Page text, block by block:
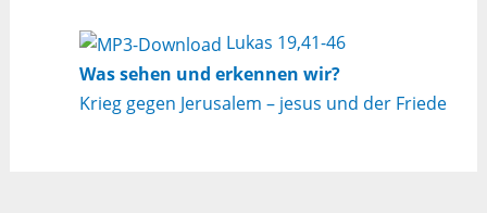
Lukas 19,41-46
Was sehen und erkennen wir?
Krieg gegen Jerusalem – jesus und der Friede